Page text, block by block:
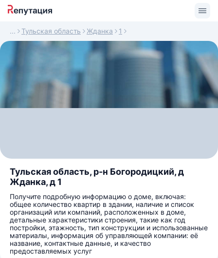
Тульская область Жданка 1
Тульская область, р-н Богородицкий, д
Жданка, д 1
Получите подробную информацию о доме, включая:
общее количество квартир в здании, наличие и список
организаций или компаний, расположенных в доме,
детальные характеристики строения, такие как год
постройки, этажность, тип конструкции и использованные
материалы, информация об управляющей компании: её
название, контактные данные, и качество
предоставляемых услуг